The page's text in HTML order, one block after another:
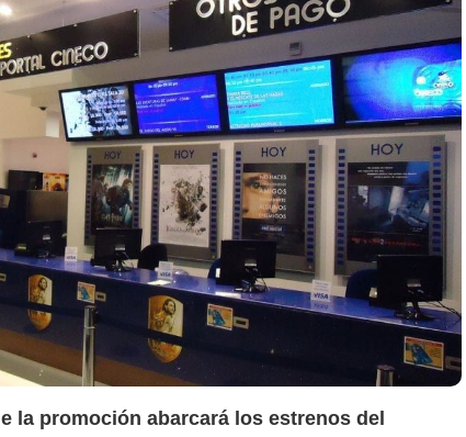
la promoción abarcará los estrenos del